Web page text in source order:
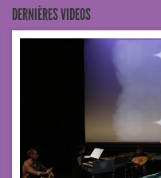
DERNIÈRES VIDEOS